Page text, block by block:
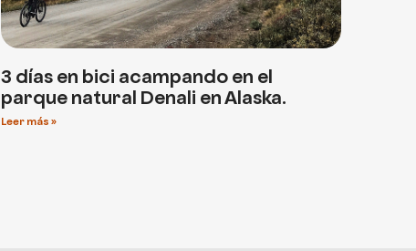
3 días en bici acampando en el
parque natural Denali en Alaska.
Leer más »